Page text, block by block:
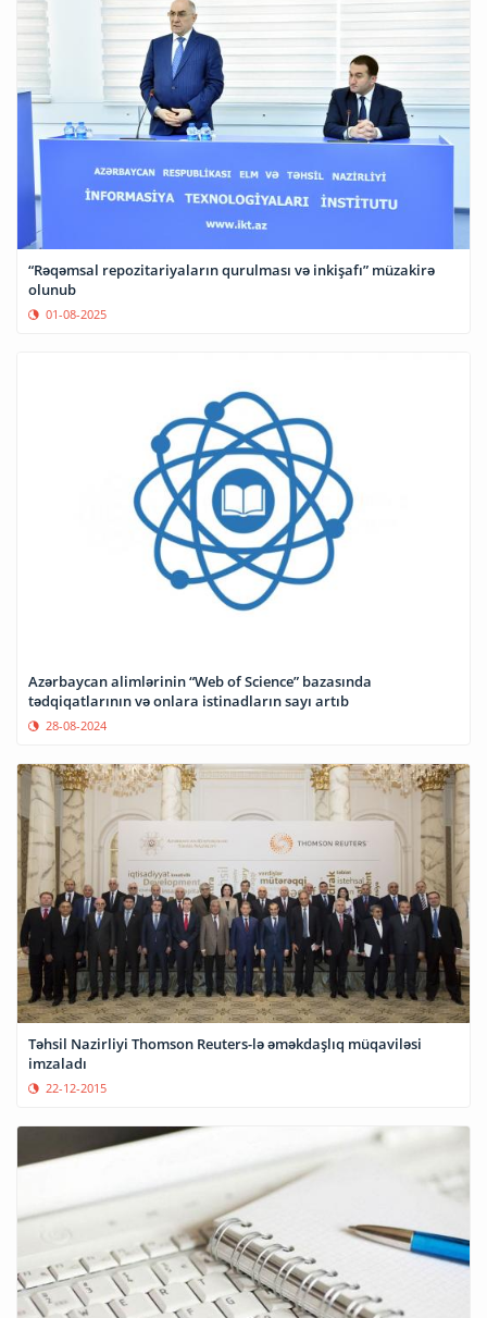
“Rəqəmsal repozitariyaların qurulması və inkişafı” müzakirə
olunub
01-08-2025
Azərbaycan alimlərinin “Web of Science” bazasında
tədqiqatlarının və onlara istinadların sayı artıb
28-08-2024
Təhsil Nazirliyi Thomson Reuters-lə əməkdaşlıq müqaviləsi
imzaladı
22-12-2015